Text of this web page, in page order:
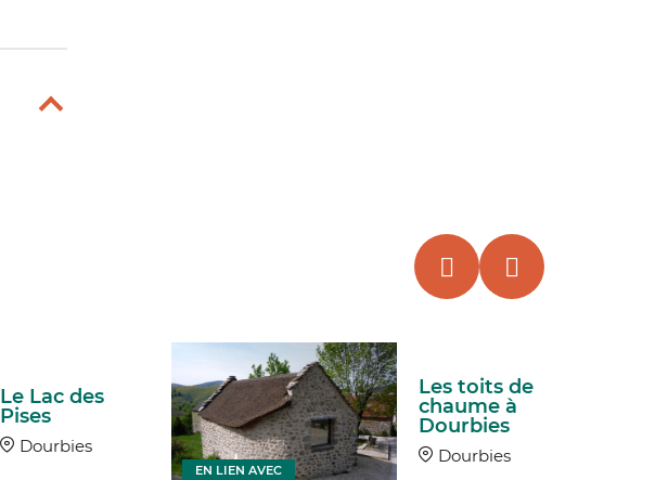
Le Lac des
Pises
Dourbies
Les toits de
chaume à
Dourbies
Dourbies
EN LIEN AVEC